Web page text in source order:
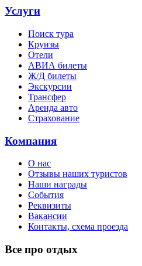
Услуги
Поиск тура
Круизы
Отели
АВИА билеты
Ж/Д билеты
Экскурсии
Трансфер
Аренда авто
Страхование
Компания
О нас
Отзывы наших туристов
Наши награды
События
Реквизиты
Вакансии
Контакты, схема проезда
Все про отдых